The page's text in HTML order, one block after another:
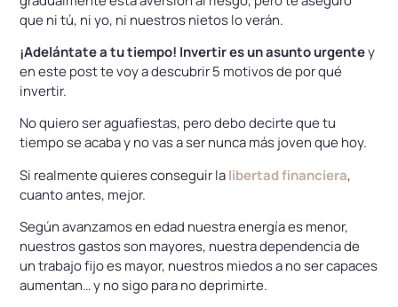
que ni tú, ni yo, ni nuestros nietos lo verán.
¡Adelántate a tu tiempo! Invertir es un asunto urgentey
en este post te voy a descubrir 5 motivos de por qué
invertir.
No quiero ser aguafiestas, pero debo decirte que tu
tiempo se acaba y no vas a ser nunca más joven que hoy.
Si realmente quieres conseguir lalibertad financiera,
cuanto antes, mejor.
Según avanzamos en edad nuestra energía es menor,
nuestros gastos son mayores, nuestra dependencia de
un trabajo fijo es mayor, nuestros miedos a no ser capaces
aumentan… y no sigo para no deprimirte.